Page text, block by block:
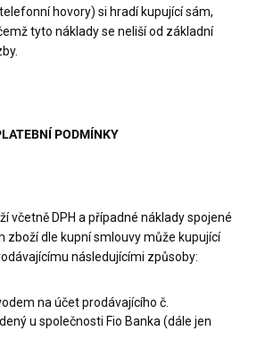
hovory) si hradí kupující sám,
tyto náklady se neliší od základní
PODMÍNKY
včetně DPH a případné náklady spojené
zboží dle kupní smlouvy může kupující
následujícími způsoby:
na účet prodávajícího č.
u společnosti Fio Banka (dále jen